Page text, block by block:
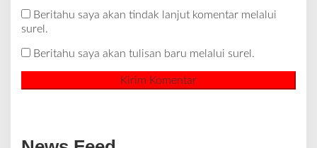
Beritahu saya akan tindak lanjut komentar melalui
surel.
Beritahu saya akan tulisan baru melalui surel.